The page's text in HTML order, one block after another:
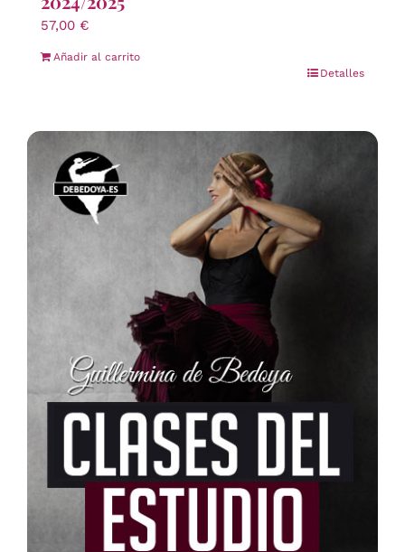
57,00 €
Añadir al carrito
Detalles